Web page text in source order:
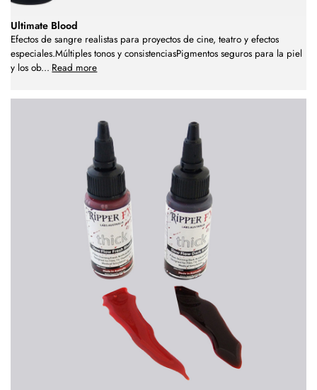
Ultimate Blood
Efectos de sangre realistas para proyectos de cine, teatro y efectos
especiales.Múltiples tonos y consistenciasPigmentos seguros para la piel
y los ob... Read more